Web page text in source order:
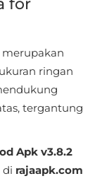
for
merupakan
ringan
tergantung
Apk v3.8.2
di rajaapk.com